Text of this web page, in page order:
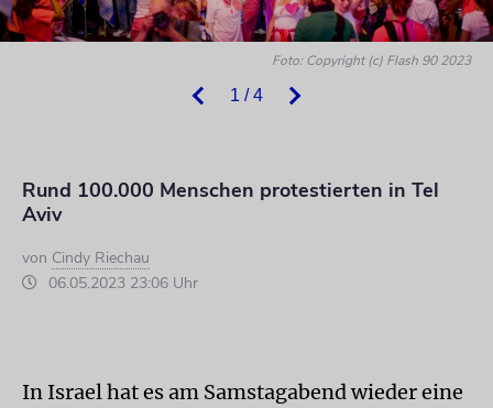
1 / 4
Foto: Copyright (c) Flash 90 2023
Rund 100.000 Menschen protestierten in Tel
Aviv
von Cindy Riechau
06.05.2023 23:06 Uhr
In Israel hat es am Samstagabend wieder eine